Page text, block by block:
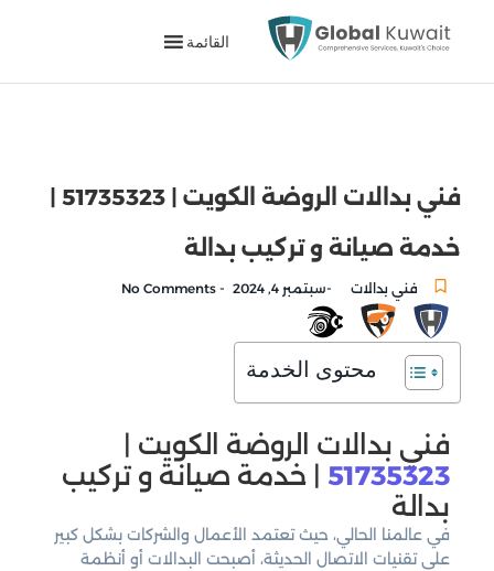
القائمة
خدمة صيانة و تركيب بدالة
فني بدالات -سبتمبر 4, 2024 -
محتوى الخدمة
فني بدالات الروضة الكويت |
51735323
| خدمة صيانة و تركيب
بدالة
في عالمنا الحالي، حيث تعتمد الأعمال والشركات بشكل كبير
على تقنيات الاتصال الحديثة، أصبحت البدالات أو أنظمة